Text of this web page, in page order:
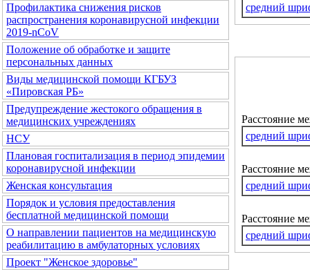
Профилактика снижения рисков
распространения коронавирусной инфекции
2019-nCoV
Положение об обработке и защите
персональных данных
Виды медицинской помощи КГБУЗ
«Пировская РБ»
Предупреждение жестокого обращения в
медицинских учреждениях
НСУ
Плановая госпитализация в период эпидемии
коронавирусной инфекции
Женская консультация
Порядок и условия предоставления
бесплатной медицинской помощи
О направлении пациентов на медицинскую
реабилитацию в амбулаторных условиях
Проект "Женское здоровье"
средний
Расстояние
средний
Расстояние
средний
Расстояние
средний